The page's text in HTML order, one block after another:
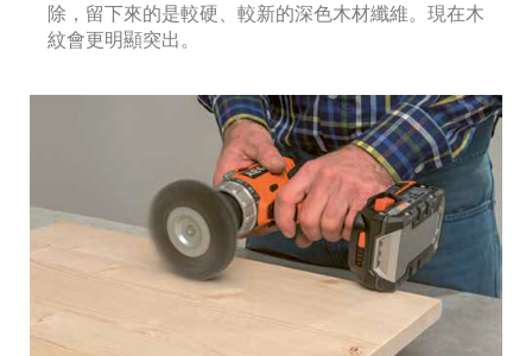
除，留下來的是較硬、較新的深色木材纖維。現在木
紋會更明顯突出。